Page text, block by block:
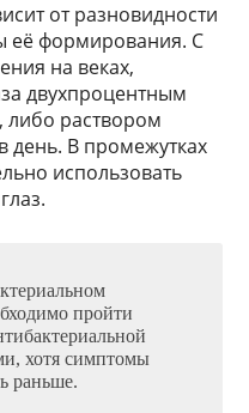
от разновидности
её формирования. С
на веках,
двухпроцентным
либо раствором
день. В промежутках
использовать
пройти
хотя симптомы
раньше.